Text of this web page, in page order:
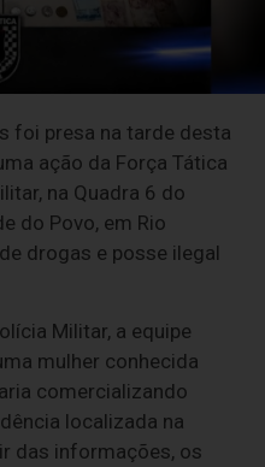
foi presa na tarde desta
ação da Força Tática
na Quadra 6 do
do Povo, em Rio
drogas e posse ilegal
Militar, a equipe
mulher conhecida
comercializando
localizada na
das informações, os